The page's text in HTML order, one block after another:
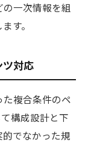
一次情報を組
す。
対応
複合条件のペ
構成設計と下
でなかった規